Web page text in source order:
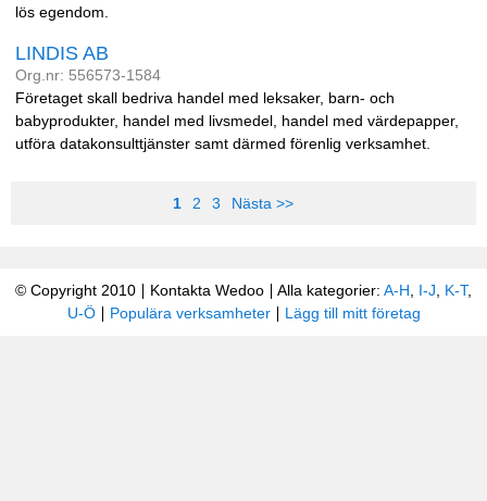
lös egendom.
LINDIS AB
Org.nr: 556573-1584
Företaget skall bedriva handel med leksaker, barn- och
babyprodukter, handel med livsmedel, handel med värdepapper,
utföra datakonsulttjänster samt därmed förenlig verksamhet.
1 2 3 Nästa >>
© Copyright 2010 Kontakta Wedoo Alla kategorier: A-H I-J K-T,
U-Ö
Populära verksamheter Lägg till mitt företag